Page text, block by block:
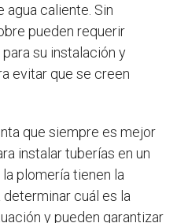
caliente. Sin
pueden requerir
su instalación y
evitar que se creen
que siempre es mejor
instalar tuberías en un
plomería tienen la
cuál es la
y pueden garantizar